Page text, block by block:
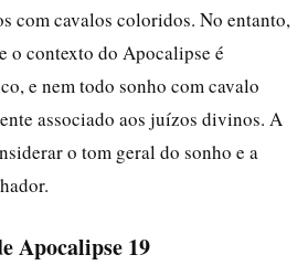
com cavalos coloridos. No entanto,
o contexto do Apocalipse é
e nem todo sonho com cavalo
associado aos juízos divinos. A
o tom geral do sonho e a
Apocalipse 19